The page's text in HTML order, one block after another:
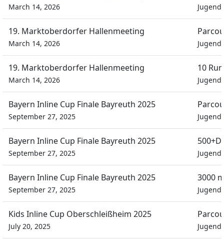
March 14, 2026 Jugend
19. Marktoberdorfer Hallenmeeting
March 14, 2026 Jugend
19. Marktoberdorfer Hallenmeeting
March 14, 2026
10
Jugend
Bayern Inline Cup Finale Bayreuth 2025
September 27, 2025 Jugend
Bayern Inline Cup Finale Bayreuth 2025
September 27, 2025
500+D
Jugend
Bayern Inline Cup Finale Bayreuth 2025
September 27, 2025
3000
Jugend
Kids Inline Cup Oberschleißheim 2025
July 20, 2025 Jugend